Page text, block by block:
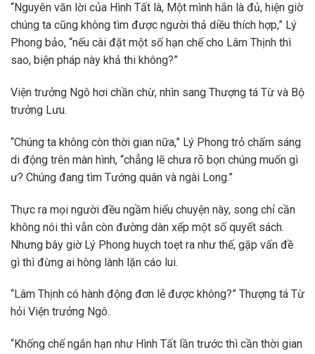
“Nguyên văn lời của Hình Tất là, Một mình hắn là đủ, hiện giờ
chúng ta cũng không tìm được người thả diều thích hợp,” Lý
Phong bảo, “nếu cài đặt một số hạn chế cho Lâm Thịnh thì
sao, biện pháp này khả thi không?”
Viện trưởng Ngô hơi chần chừ, nhìn sang Thượng tá Từ và Bộ
trưởng Lưu.
“Chúng ta không còn thời gian nữa,” Lý Phong trỏ chấm sáng
di động trên màn hình, “chẳng lẽ chưa rõ bọn chúng muốn gì
ư? Chúng đang tìm Tướng quân và ngài Long.”
Thực ra mọi người đều ngầm hiểu chuyện này, song chỉ cần
không nói thì vẫn còn đường dàn xếp một số quyết sách.
Nhưng bây giờ Lý Phong huỵch toẹt ra như thế, gặp vấn đề
gì thì đừng ai hòng lành lặn cáo lui.
“Lâm Thịnh có hành động đơn lẻ được không?” Thượng tá Từ
hỏi Viện trưởng Ngô.
“Khống chế ngắn hạn như Hình Tất lần trước thì cần thời gian